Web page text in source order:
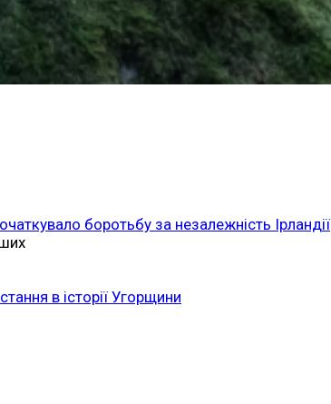
боротьбу за незалежність Ірландії
в історії Угорщини